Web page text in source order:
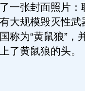
一张封面照片：
大规模毁灭性武
称为“黄鼠狼”，
了黄鼠狼的头。